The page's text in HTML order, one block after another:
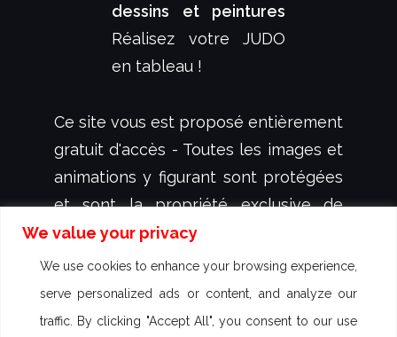
We value your privacy
We use cookies to enhance your browsing experience,
serve personalized ads or content, and analyze our
traffic. By clicking "Accept All", you consent to our use
dessins et peintures
Réalisez votre JUDO
en tableau !
Ce site vous est proposé entièrement
gratuit d'accès - Toutes les images et
animations y figurant sont protégées
et sont la propriété exclusive de
dessign.fr- créateur et illustrateur
Sébastien KOVAL - aucun droit
d'utilisation n'est autorisé - Des
poursuites peuvent être engagées